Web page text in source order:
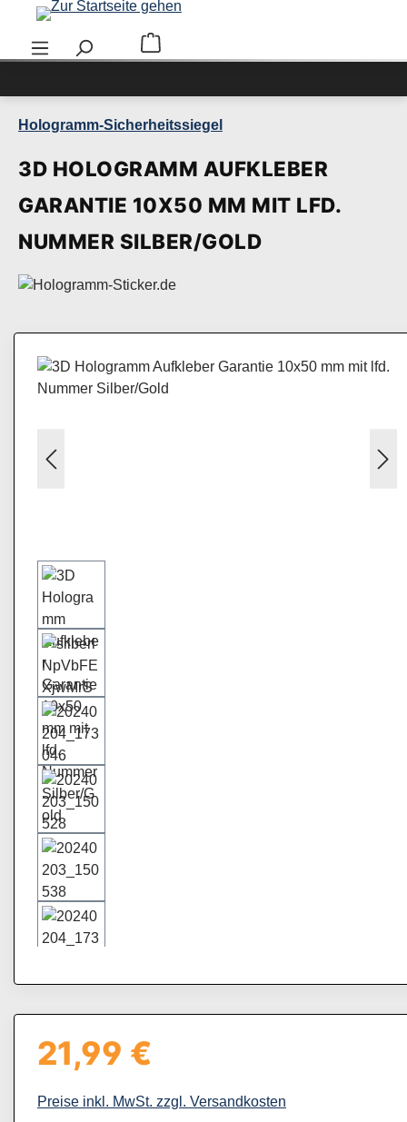
Zum Hauptinhalt springen
Warenkorb enthält 0 Positionen. Der
Hologramm-Sicherheitssiegel
3D HOLOGRAMM AUFKLEBER
GARANTIE 10X50 MM MIT LFD.
NUMMER SILBER/GOLD
Bildergalerie überspringen
Regulärer Preis:
21,99 €
Preise inkl. MwSt. zzgl. Versandkosten